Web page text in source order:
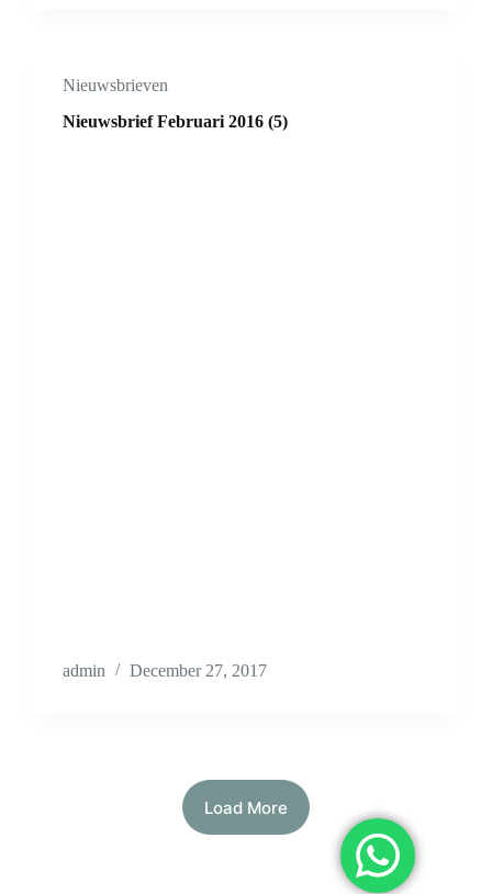
Nieuwsbrieven
Nieuwsbrief Februari 2016 (5)
admin December 27, 2017
Load More